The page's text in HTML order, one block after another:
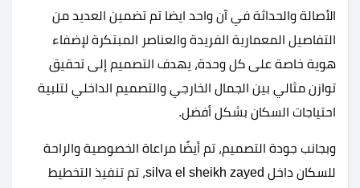
الأصالة والحداثة في آن واحد ايضا تم تضمين العديد من
التفاصيل المعمارية الفريدة والعناصر المبتكرة لإضفاء
هوية خاصة على كل وحدة، يهدف التصميم إلى تحقيق
توازن مثالي بين الجمال الخارجي والتصميم الداخلي لتلبية
احتياجات السكان بشكل أفضل.
وبجانب جودة التصميم، تم أيضًا مراعاة الخصوصية والراحة
للسكان داخل silva el sheikh zayed، تم تنفيذ التخطيط